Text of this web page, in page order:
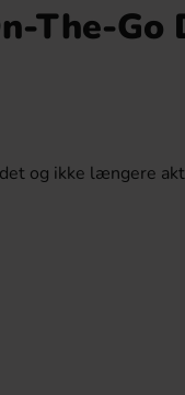
The-Go
og ikke længere